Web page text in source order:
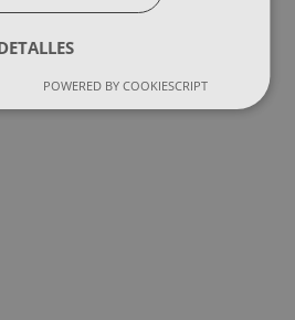
POWERED BY COOKIESCRIPT